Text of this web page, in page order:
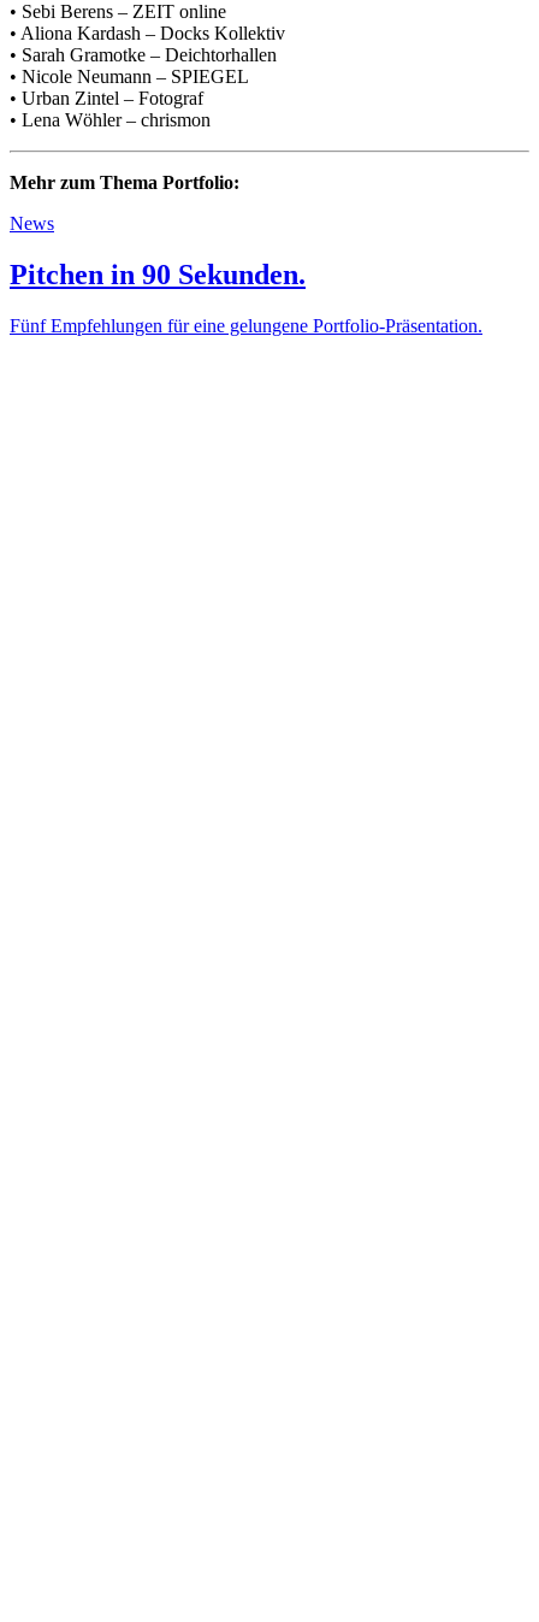
• Sebi Berens – ZEIT online
• Aliona Kardash – Docks Kollektiv
• Sarah Gramotke – Deichtorhallen
• Nicole Neumann – SPIEGEL
• Urban Zintel – Fotograf
• Lena Wöhler – chrismon
Mehr zum Thema Portfolio:
News
Pitchen in 90 Sekunden.
Fünf Empfehlungen für eine gelungene Portfolio-Präsentation.